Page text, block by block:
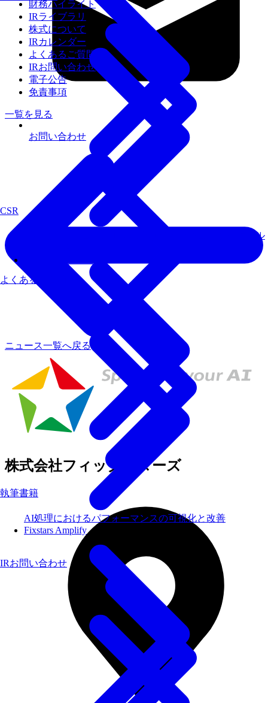
財務ハイライト
IRライブラリ
株式について
IRカレンダー
よくあるご質問
IRお問い合わせ
電子公告
免責事項
一覧を見る
CSR
執筆書籍
届いてすぐにローカルLLMが使えるセキュアなAIオール
AI処理におけるパフォーマンスの可視化と改善
Fixstars Amplify
よくあるご質問
IRお問い合わせ
お問い合わせ
ニュース一覧へ戻る
株式会社フィックスターズ